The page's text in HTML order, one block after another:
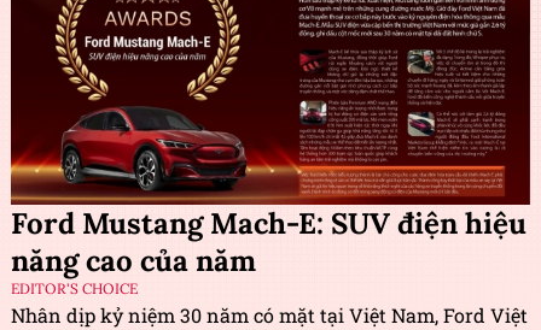
Ford Mustang Mach-E: SUV điện hiệu
năng cao của năm
EDITOR'S CHOICE
Nhân dịp kỷ niệm 30 năm có mặt tại Việt Nam, Ford Việt